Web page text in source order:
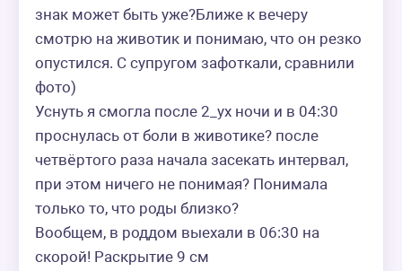
знак может быть уже?Ближе к вечеру
смотрю на животик и понимаю, что он резко
опустился. С супругом зафоткали, сравнили
фото)
Уснуть я смогла после 2_ух ночи и в 04:30
проснулась от боли в животике? после
четвëртого раза начала засекать интервал,
при этом ничего не понимая? Понимала
только то, что роды близко?
Вообщем, в роддом выехали в 06:30 на
скорой! Раскрытие 9 см